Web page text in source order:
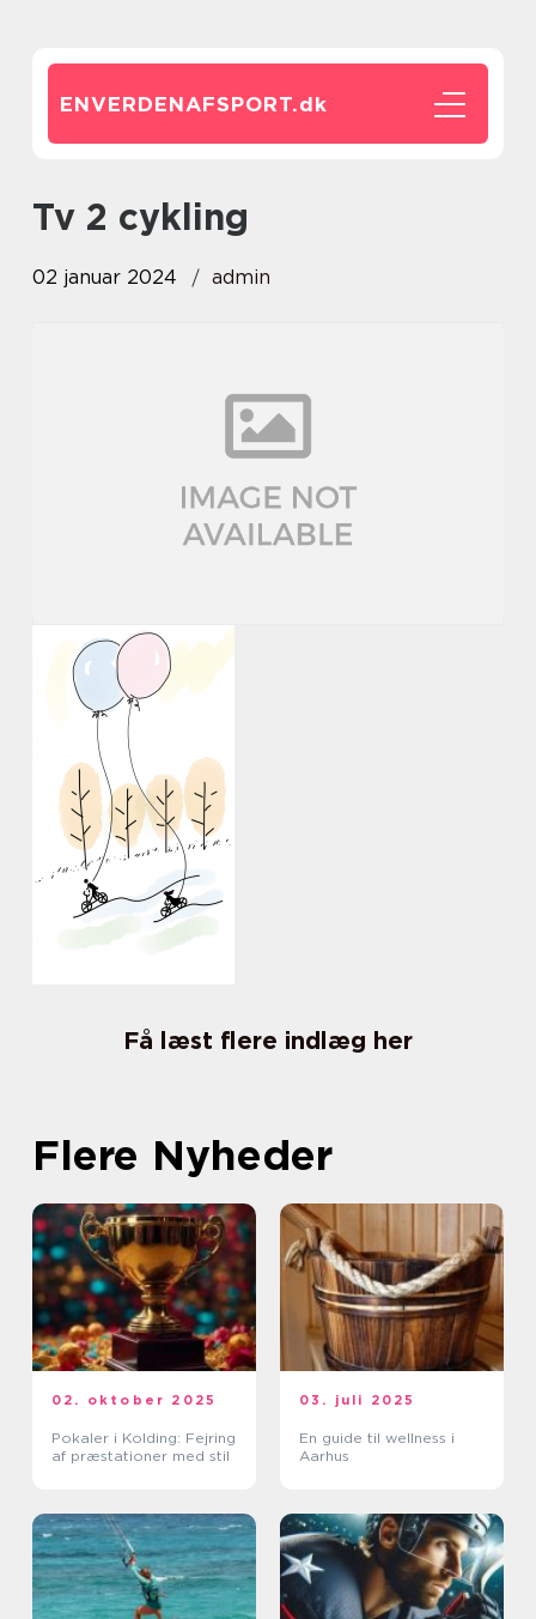
ENVERDENAFSPORT.dk
tv 2 cykling
02 januar 2024 admin
Få læst flere indlæg her
Flere Nyheder
02. oktober 2025
Pokaler i Kolding: Fejring
af præstationer med stil
03. juli 2025
En guide til wellness i
Aarhus